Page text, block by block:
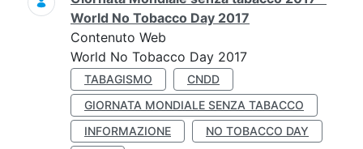
World No Tobacco Day 2017
Contenuto Web
World No Tobacco Day 2017
TABAGISMO
CNDD
GIORNATA MONDIALE SENZA TABACCO
INFORMAZIONE
NO TOBACCO DAY